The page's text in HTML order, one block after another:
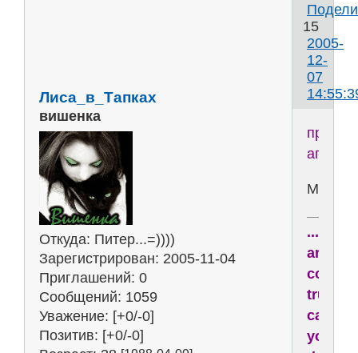
15
2005-
12-
07
Лиса_в_Тапках
вишенка
Откуда: Питер...=))))
Зарегистрирован: 2005-11-04
Приглашений: 0
Сообщений: 1059
Уважение: [+0/-0]
Позитив: [+0/-0]
Музыка
are
coming
true,
cause
your